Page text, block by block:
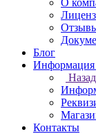
О
Блог
Информация
Назад
Контакты